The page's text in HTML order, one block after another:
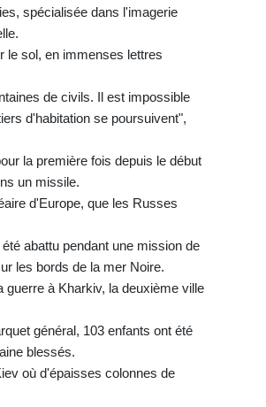
spécialisée dans l'imagerie
le sol, en immenses lettres
de civils. Il est impossible
d'habitation se poursuivent",
la première fois depuis le début
un missile.
d'Europe, que les Russes
abattu pendant une mission de
les bords de la mer Noire.
à Kharkiv, la deuxième ville
général, 103 enfants ont été
blessés.
où d'épaisses colonnes de